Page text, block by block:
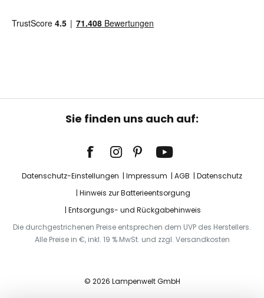
Sie finden uns auch auf:
Datenschutz-Einstellungen Impressum AGB
Datenschutz
Hinweis zur Batterieentsorgung
Entsorgungs- und Rückgabehinweis
Die durchgestrichenen Preise entsprechen dem UVP des Herstellers.
Alle Preise in €, inkl. 19 % MwSt. und zzgl. Versandkosten
© 2026 Lampenwelt GmbH